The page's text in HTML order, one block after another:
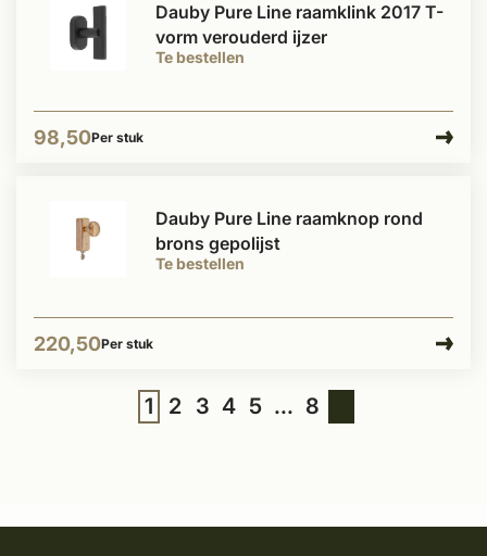
Te bestellen
Dauby Pure Line raamklink 2017 T-
vorm verouderd ijzer
98,50Per stuk
Te bestellen
Dauby Pure Line raamknop rond
brons gepolijst
220,50Per stuk
1 2 3 4 5 ... 8